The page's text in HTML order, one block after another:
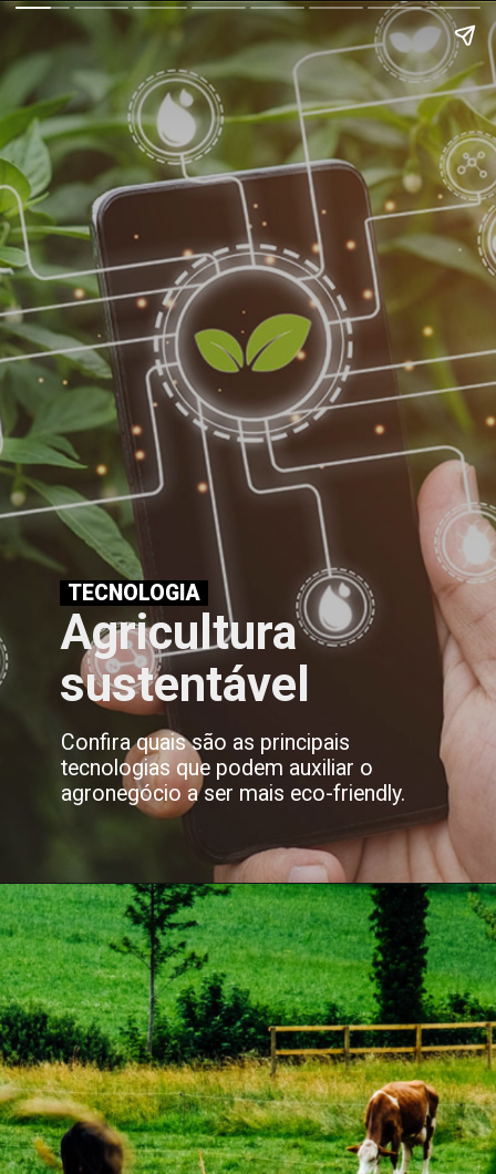
TECNOLOGIA
Agricultura
sustentável
Confira quais são as principais
tecnologias que podem auxiliar o
agronegócio a ser mais eco-friendly.